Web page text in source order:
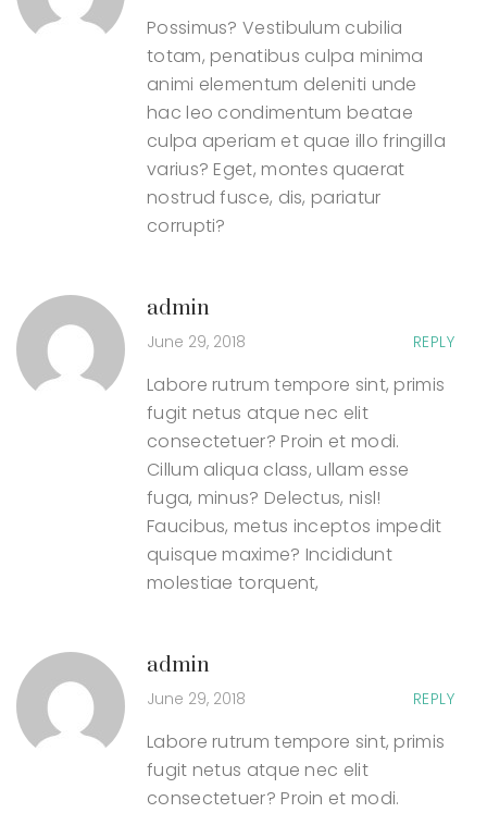
Possimus? Vestibulum cubilia
totam, penatibus culpa minima
animi elementum deleniti unde
hac leo condimentum beatae
culpa aperiam et quae illo fringilla
varius? Eget, montes quaerat
nostrud fusce, dis, pariatur
corrupti?
admin
June 29, 2018 REPLY
Labore rutrum tempore sint, primis
fugit netus atque nec elit
consectetuer? Proin et modi.
Cillum aliqua class, ullam esse
fuga, minus? Delectus, nisl!
Faucibus, metus inceptos impedit
quisque maxime? Incididunt
molestiae torquent,
admin
June 29, 2018 REPLY
Labore rutrum tempore sint, primis
fugit netus atque nec elit
consectetuer? Proin et modi.